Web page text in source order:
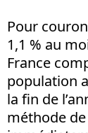
Pour
1,1 % au
France
population
la fin de
méthode